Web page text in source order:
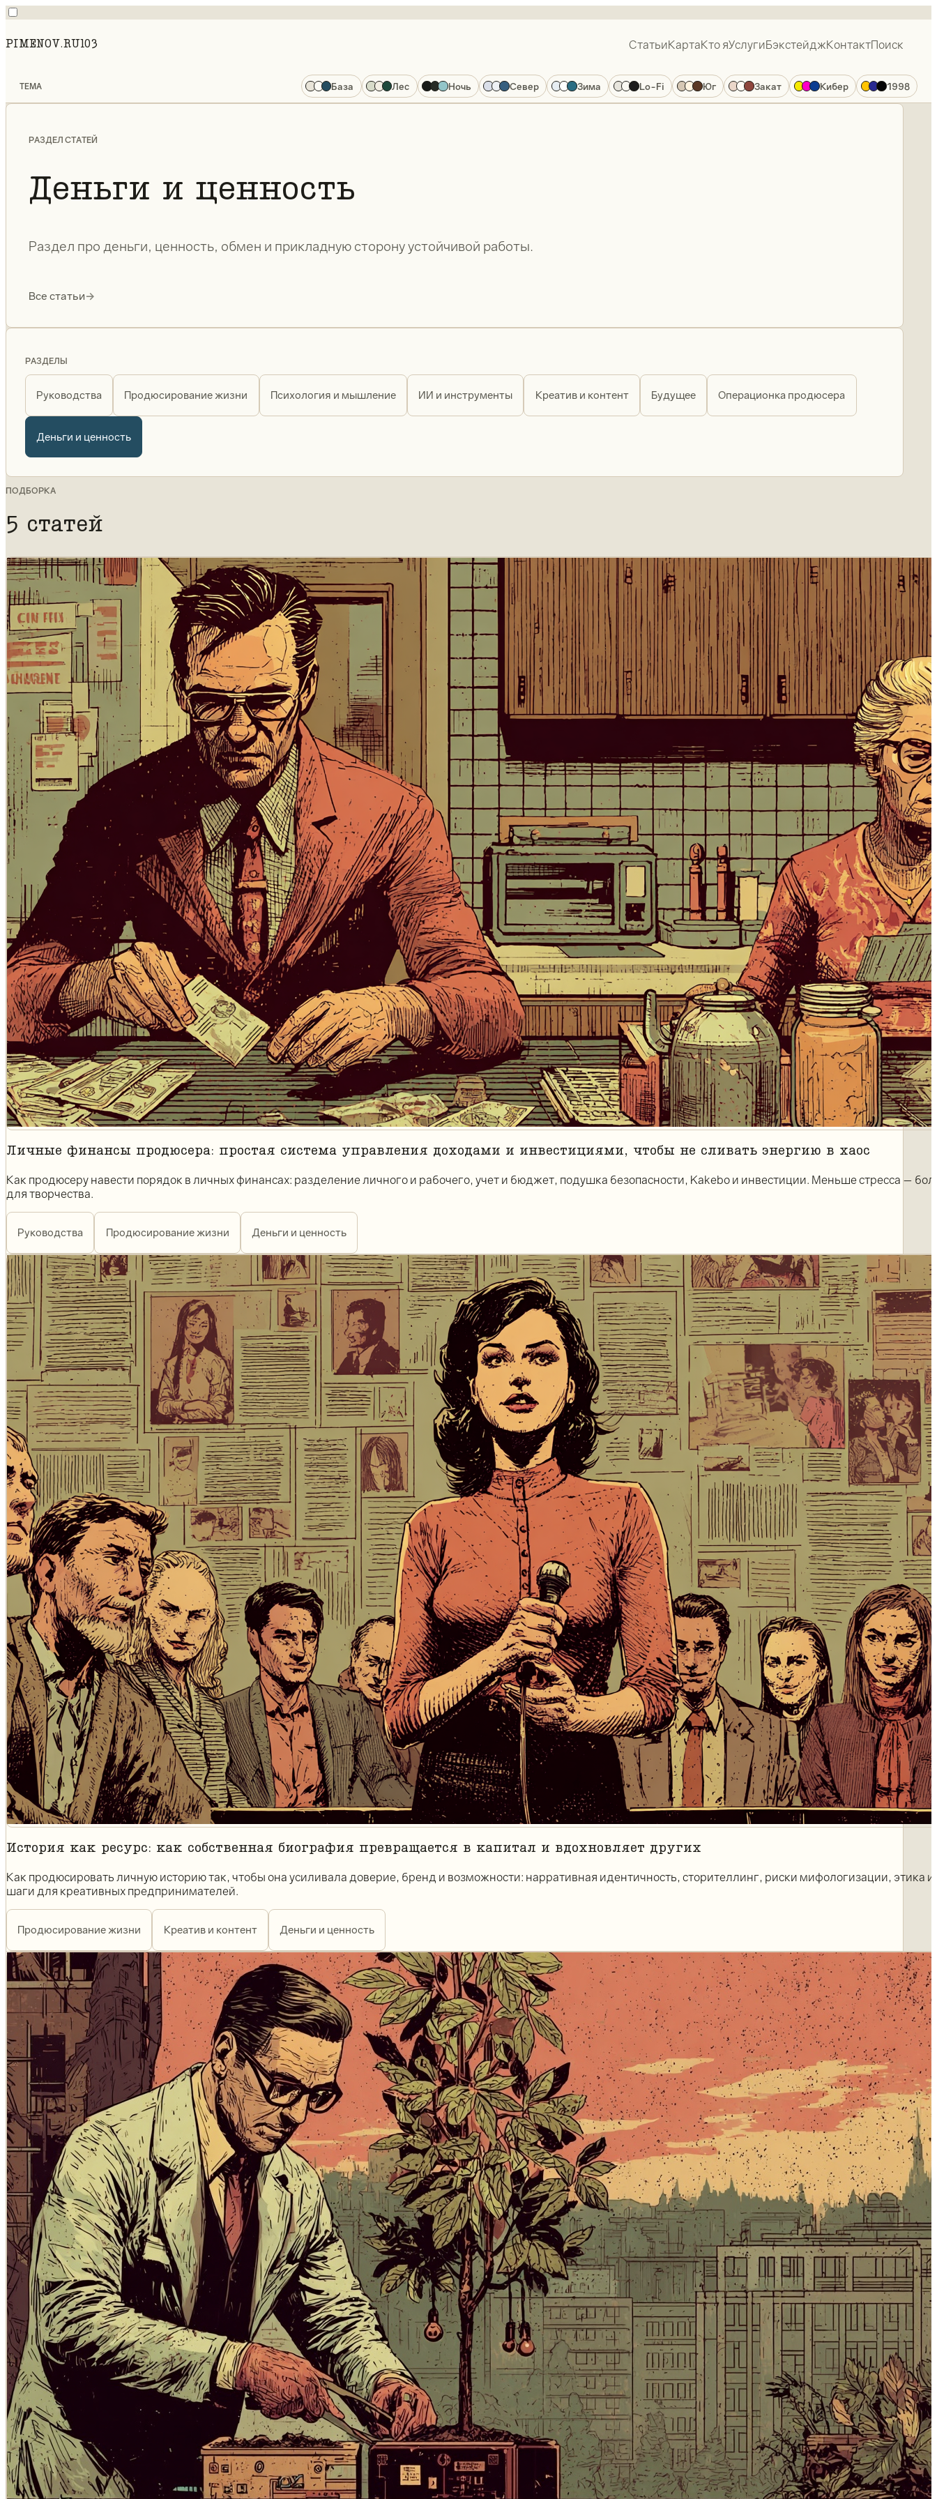
PIMENOV.RU103 СтатьиКартаКто яУслугиБэкстейджКонтактПоиск
ТЕМА База Лес Ночь Север Зима Lo-Fi Юг Закат Кибер 1998
РАЗДЕЛ СТАТЕЙ
Деньги и ценность
Раздел про деньги, ценность, обмен и прикладную сторону устойчивой работы.
Все статьи→
РАЗДЕЛЫ
Руководства Продюсирование жизни Психология и мышление ИИ и инструменты Креатив и контент Будущее Операционка продюсера
Деньги и ценность
ПОДБОРКА
5 статей
Личные финансы продюсера: простая система управления доходами и инвестициями, чтобы не сливать энергию в хаос
Как продюсеру навести порядок в личных финансах: разделение личного и рабочего, учет и бюджет, подушка безопасности, Kakebo и инвестиции. Меньше стресса —
для творчества.
Руководства Продюсирование жизни Деньги и ценность
История как ресурс: как собственная биография превращается в капитал и вдохновляет других
Как продюсировать личную историю так, чтобы она усиливала доверие, бренд и возможности: нарративная идентичность, сторителлинг, риски мифологизации, этика и
шаги для креативных предпринимателей.
Продюсирование жизни Креатив и контент Деньги и ценность